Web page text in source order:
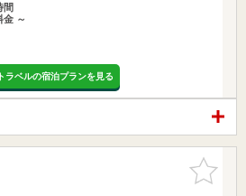
間
金 ～
ラベルの宿泊プランを見る
お気に入
りに追加